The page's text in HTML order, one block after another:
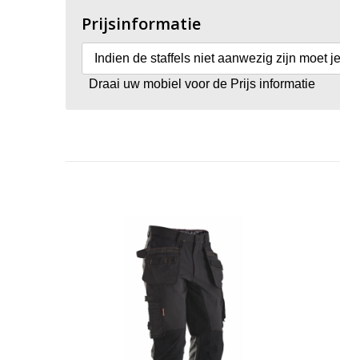
Prijsinformatie
Indien de staffels niet aanwezig zijn moet
Draai uw mobiel voor de Prijs informatie